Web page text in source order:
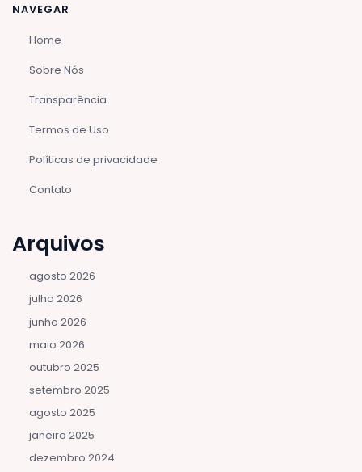
NAVEGAR
Home
Sobre Nós
Transparência
Termos de Uso
Políticas de privacidade
Contato
Arquivos
agosto 2026
julho 2026
junho 2026
maio 2026
outubro 2025
setembro 2025
agosto 2025
janeiro 2025
dezembro 2024